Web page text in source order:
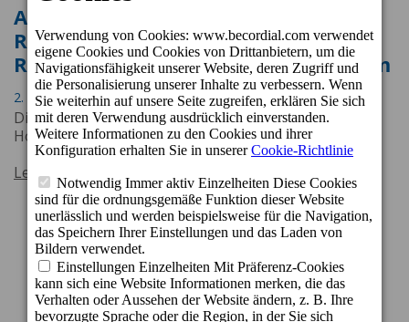
Alle Häuser von Cordial Hotels &
Resorts erhalten den Traveller
Review Award 2024 von Booking.com
2. Februar 2024 12:05
Die Gäste haben die Qualität aller Häuser der
Hotelkette mit einer Note von mehr als 8 bewertet.
Lesen Sie mehr
Zurück 1 ... 5 6 7 ... 22 Weiter